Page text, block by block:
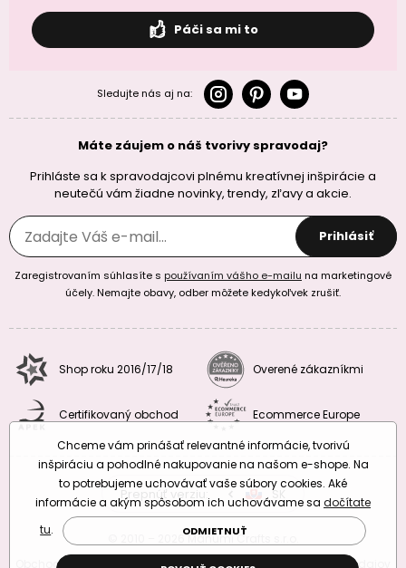
Páči sa mi to
Sledujte nás aj na:
Máte záujem o náš tvorivy spravodaj?
Prihláste sa k spravodajcovi plnému kreatívnej inšpirácie a
neutečú vám žiadne novinky, trendy, zľavy a akcie.
Prihlásiť
Zaregistrovaním súhlasíte s používaním vášho e-mailu na marketingové
účely. Nemajte obavy, odber môžete kedykoľvek zrušiť.
Shop roku 2016/17/18 Overené zákazníkmi
Certifikovaný obchod Ecommerce Europe
Prepnúť verziu: CZSK
© 2010 – 2026 Manumi Crafts s.r.o.
Obchodné podmienky
Podmienky ochrany osobných údajov
Chceme vám prinášať relevantné informácie, tvorivú
inšpiráciu a pohodlné nakupovanie na našom e-shope. Na
to potrebujeme uchovávať vaše súbory cookies. Aké
informácie a akým spôsobom ich uchovávame sa dočítate
tu. ODMIETNUŤ